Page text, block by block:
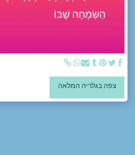
צפה בגלריה המלאה